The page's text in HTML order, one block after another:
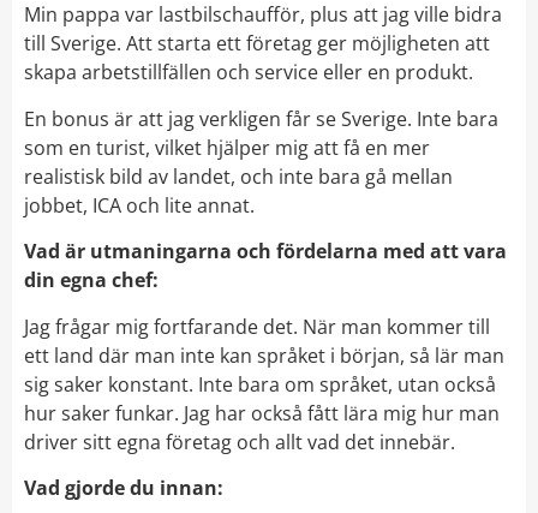
Min pappa var lastbilschaufför, plus att jag ville bidra
till Sverige. Att starta ett företag ger möjligheten att
skapa arbetstillfällen och service eller en produkt.
En bonus är att jag verkligen får se Sverige. Inte bara
som en turist, vilket hjälper mig att få en mer
realistisk bild av landet, och inte bara gå mellan
jobbet, ICA och lite annat.
Vad är utmaningarna och fördelarna med att vara
din egna chef:
Jag frågar mig fortfarande det. När man kommer till
ett land där man inte kan språket i början, så lär man
sig saker konstant. Inte bara om språket, utan också
hur saker funkar. Jag har också fått lära mig hur man
driver sitt egna företag och allt vad det innebär.
Vad gjorde du innan: